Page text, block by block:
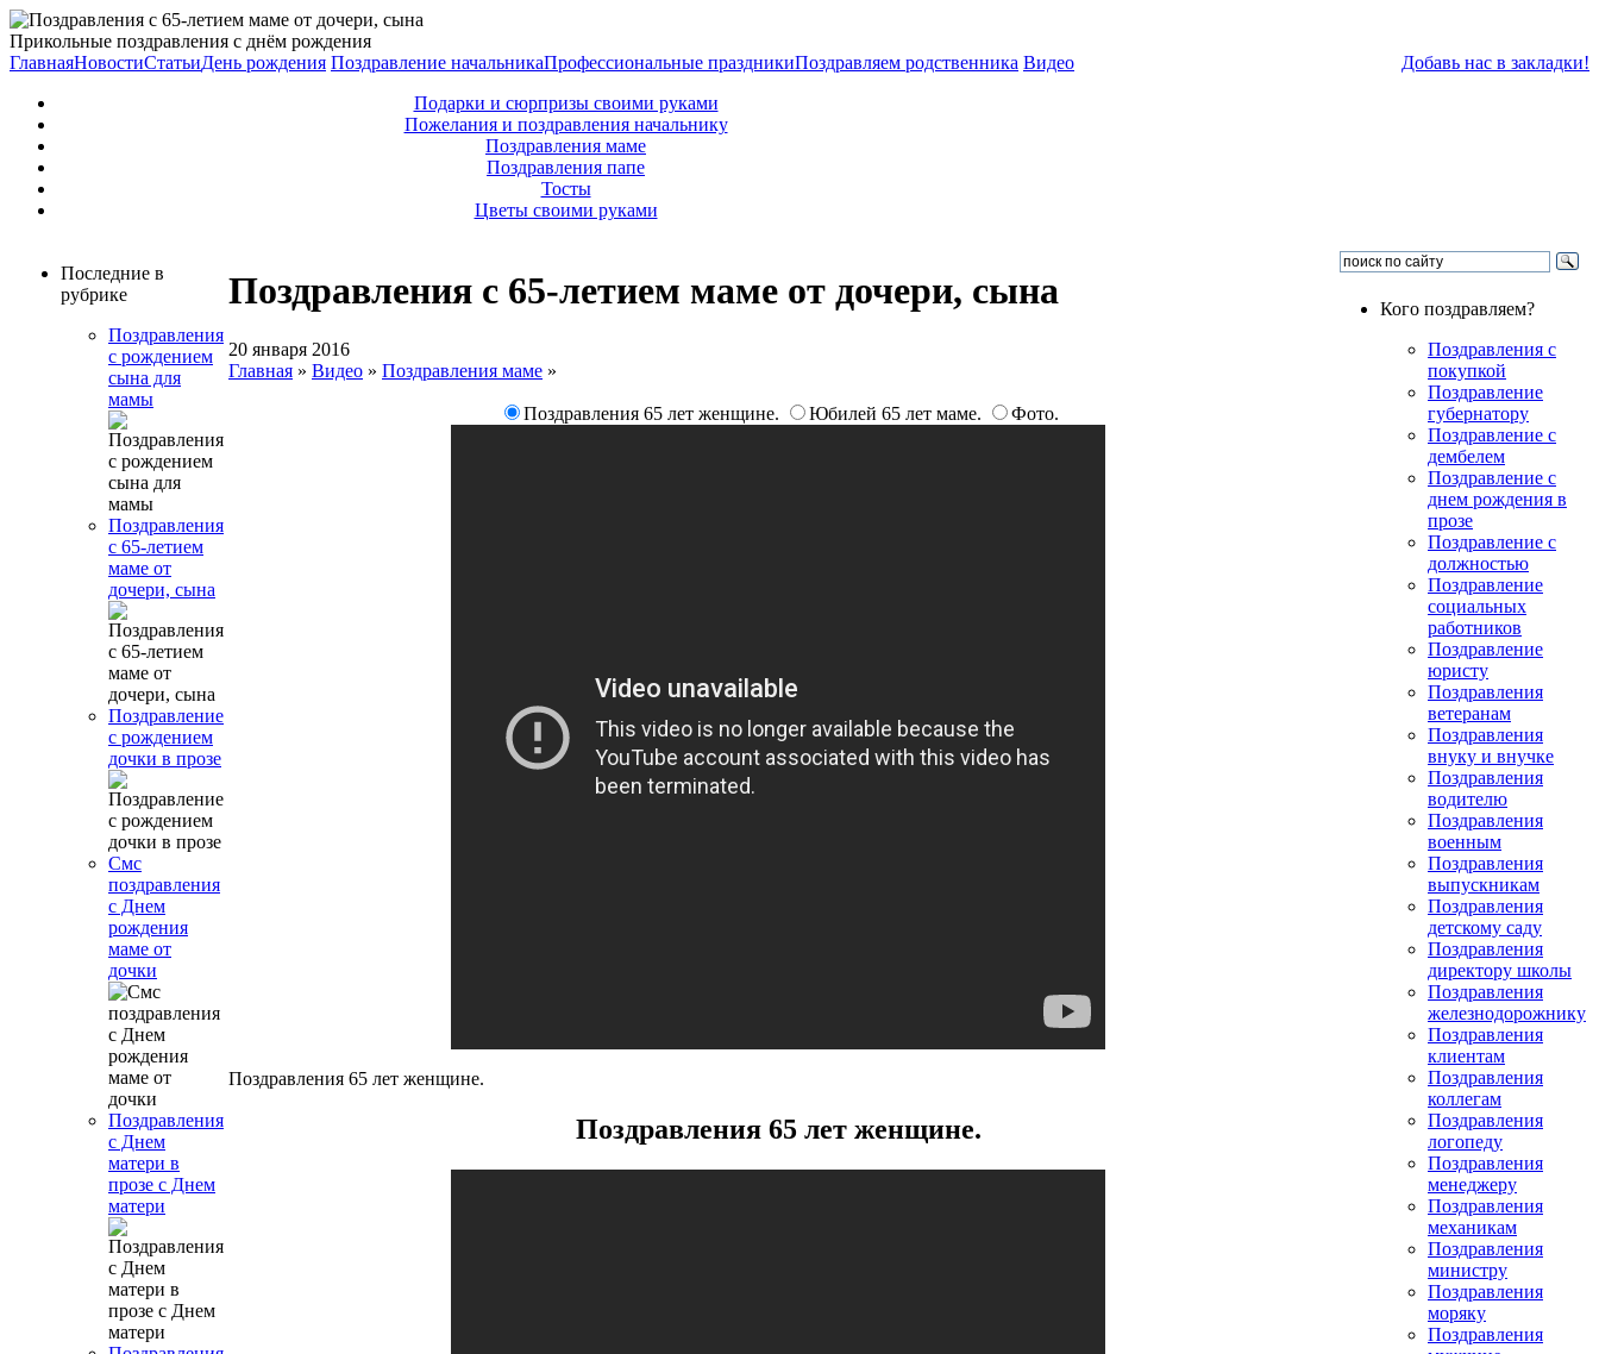
Прикольные поздравления с днём рождения
ГлавнаяНовостиСтатьиДень рождения Поздравление начальникаПрофессиональные праздникиПоздравляем родственника Видео
Подарки и сюрпризы своими руками
Пожелания и поздравления начальнику
Поздравления маме
Поздравления папе
Тосты
Цветы своими руками
Добавь нас в закладки!
Последние в
рубрике
Поздравления
с рождением
сына для
мамы
Поздравления
с 65-летием
маме от
дочери, сына
Поздравление
с рождением
дочки в прозе
Смс
поздравления
с Днем
рождения
маме от
дочки
Поздравления
с Днем
матери в
прозе с Днем
матери
Поздравления с 65-летием маме от дочери, сына
20 января 2016
Главная » Видео » Поздравления маме »
Поздравления 65 лет женщине. Юбилей 65 лет маме. Фото.
Поздравления 65 лет женщине.
Поздравления 65 лет женщине.
Кого поздравляем?
Поздравления с
покупкой
Поздравление
губернатору
Поздравление с
дембелем
Поздравление с
днем рождения в
прозе
Поздравление с
должностью
Поздравление
социальных
работников
Поздравление
юристу
Поздравления
ветеранам
Поздравления
внуку и внучке
Поздравления
водителю
Поздравления
военным
Поздравления
выпускникам
Поздравления
детскому саду
Поздравления
директору школы
Поздравления
железнодорожнику
Поздравления
клиентам
Поздравления
коллегам
Поздравления
логопеду
Поздравления
менеджеру
Поздравления
механикам
Поздравления
министру
Поздравления
моряку
Поздравления